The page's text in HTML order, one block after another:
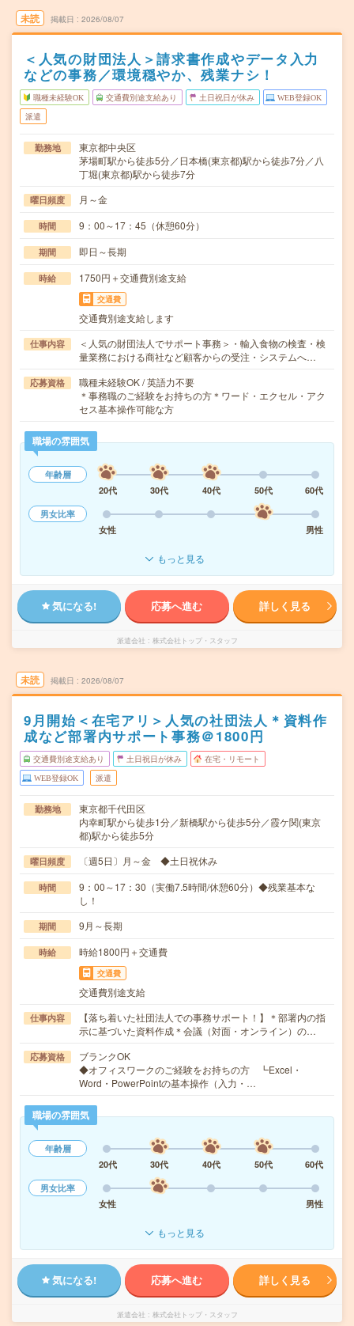
未読 掲載日 2026/08/07
＜人気の財団法人＞請求書作成やデータ入力
などの事務／環境穏やか、残業ナシ！
職種未経験OK 交通費別途支給あり 土日祝日が休み WEB登録OK
派遣
勤務地
東京都中央区
茅場町駅から徒歩5分／日本橋(東京都)駅から徒歩7分／八
丁堀(東京都)駅から徒歩7分
曜日頻度 月～金
時間 9：00～17：45（休憩60分）
期間 即日～長期
時給 1750円＋交通費別途支給
交通費
交通費別途支給します
仕事内容
＜人気の財団法人でサポート事務＞・輸入食物の検査・検
量業務における商社など顧客からの受注・システムへ…
応募資格
職種未経験OK / 英語力不要
＊事務職のご経験をお持ちの方＊ワード・エクセル・アク
セス基本操作可能な方
職場の雰囲気
年齢層
20代
30代 40代 50代
60代
男女比率
女性
男性
もっと見る
気になる! 応募へ進む 詳しく見る
派遣会社 株式会社トップ・スタッフ
未読 掲載日 2026/08/07
9月開始＜在宅アリ＞人気の社団法人＊資料作
成など部署内サポート事務＠1800円
交通費別途支給あり 土日祝日が休み 在宅・リモート
WEB登録OK 派遣
勤務地
東京都千代田区
内幸町駅から徒歩1分／新橋駅から徒歩5分／霞ケ関(東京
都)駅から徒歩5分
曜日頻度 〔週5日〕月～金 ◆土日祝休み
時間
9：00～17：30（実働7.5時間/休憩60分）◆残業基本な
し！
期間 9月～長期
時給 時給1800円＋交通費
交通費
交通費別途支給
仕事内容
【落ち着いた社団法人での事務サポート！】＊部署内の指
示に基づいた資料作成＊会議（対面・オンライン）の…
応募資格
ブランクOK
◆オフィスワークのご経験をお持ちの方 ┗Excel・
Word・PowerPointの基本操作（入力・…
職場の雰囲気
年齢層
20代
30代 40代 50代
60代
男女比率
女性
男性
もっと見る
気になる! 応募へ進む 詳しく見る
派遣会社 株式会社トップ・スタッフ